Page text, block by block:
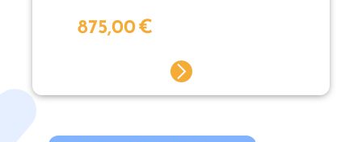
875,00€